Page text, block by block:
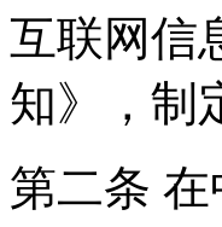
互联网信
知》，制
第二条